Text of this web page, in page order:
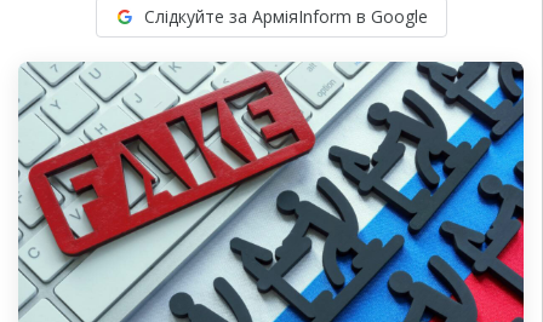
Слідкуйте за АрміяInform в Google